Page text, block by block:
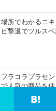
場所でわかるニ
ビ撃退でツルス
フラコラプラセ
で人気の商品を